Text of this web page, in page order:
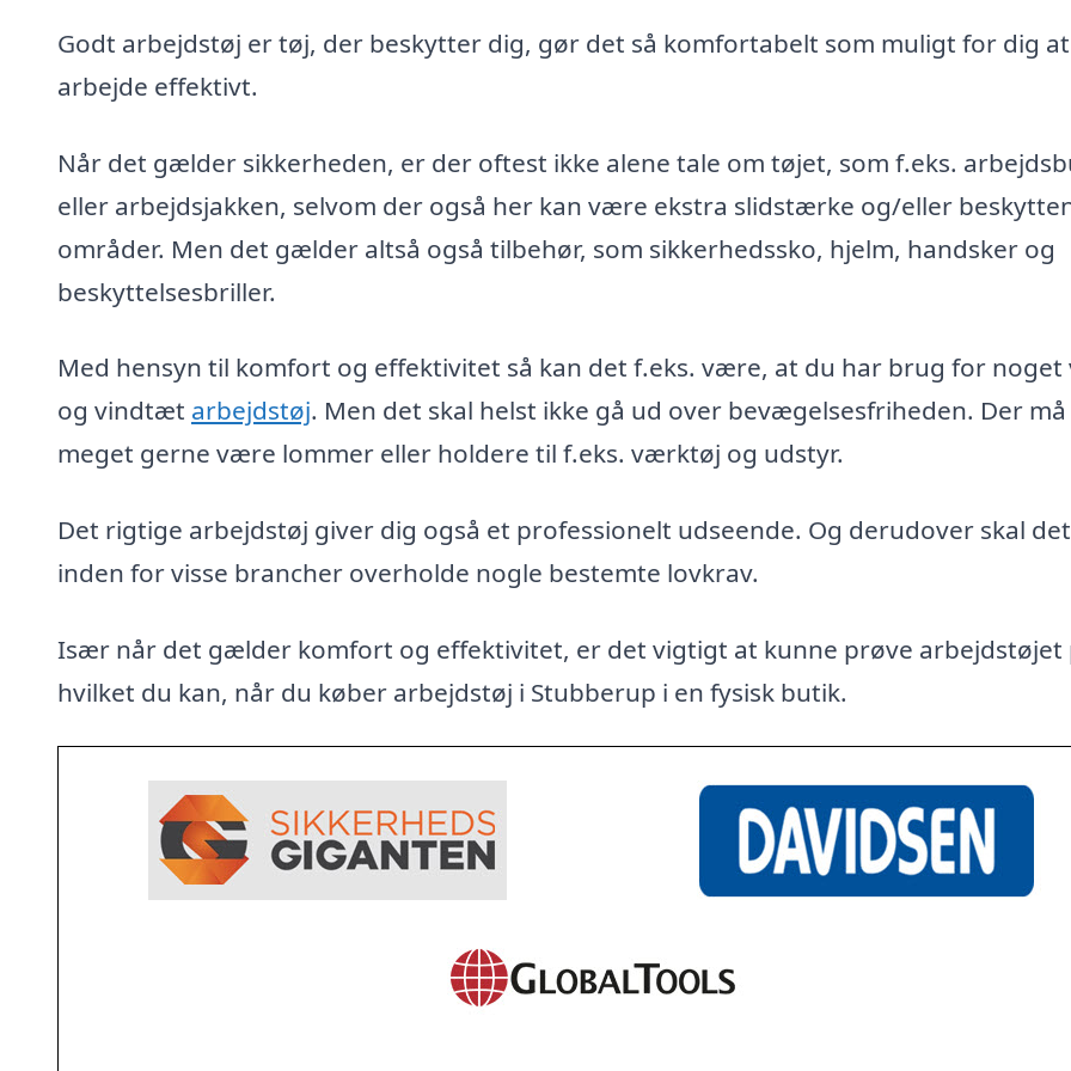
Godt arbejdstøj er tøj, der beskytter dig, gør det så komfortabelt som muligt for dig at
arbejde effektivt.
Når det gælder sikkerheden, er der oftest ikke alene tale om tøjet, som f.eks.
eller arbejdsjakken, selvom der også her kan være ekstra slidstærke og/eller
områder. Men det gælder altså også tilbehør, som sikkerhedssko, hjelm, handsker og
beskyttelsesbriller.
Med hensyn til komfort og effektivitet så kan det f.eks. være, at du har brug for noget
og vindtæt arbejdstøj. Men det skal helst ikke gå ud over bevægelsesfriheden. Der
meget gerne være lommer eller holdere til f.eks. værktøj og udstyr.
Det rigtige arbejdstøj giver dig også et professionelt udseende. Og derudover skal det
inden for visse brancher overholde nogle bestemte lovkrav.
Især når det gælder komfort og effektivitet, er det vigtigt at kunne prøve arbejdstøjet
hvilket du kan, når du køber arbejdstøj i Stubberup i en fysisk butik.